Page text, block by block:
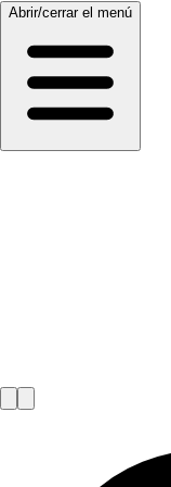
Abrir/cerrar el menú